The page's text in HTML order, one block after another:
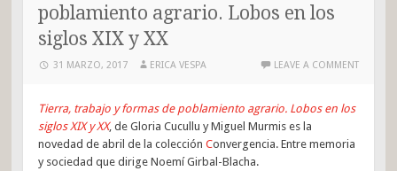
poblamiento agrario. Lobos en los
siglos XIX y XX
31 MARZO, 2017 ERICA VESPA LEAVE A COMMENT
Tierra, trabajo y formas de poblamiento agrario. Lobos en los
siglos XIX y XX, de Gloria Cucullu y Miguel Murmis es la
novedad de abril de la colecciónConvergencia. Entre memoria
y sociedad que dirige Noemí Girbal-Blacha.